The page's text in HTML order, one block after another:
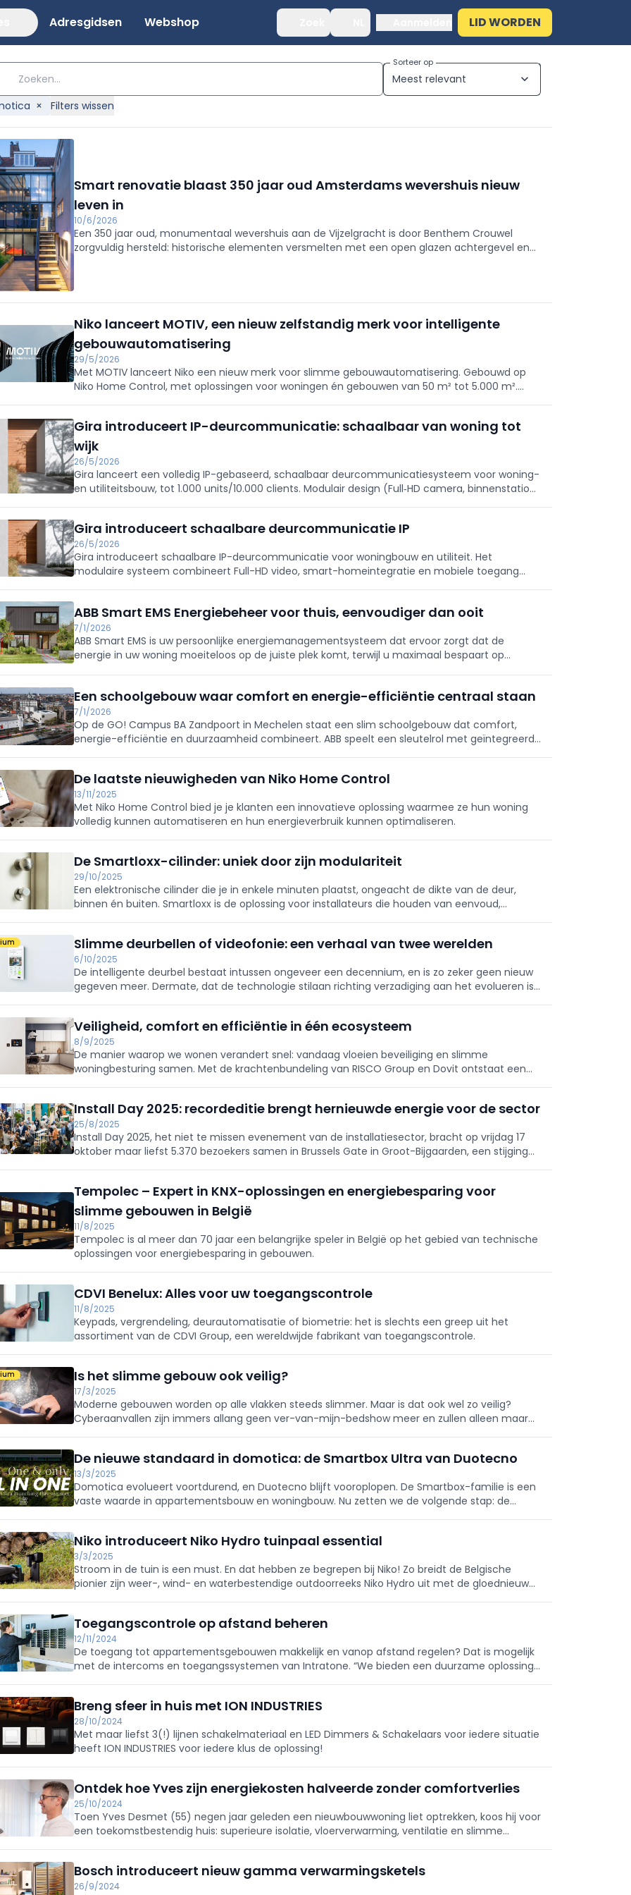
Adresgidsen Webshop LID WORDEN
Meest relevant expand_more
Sorteer op
× Filters wissen
Smart renovatie blaast 350 jaar oud Amsterdams wevershuis nieuw
leven in
10/6/2026
Een 350 jaar oud, monumentaal wevershuis aan de Vijzelgracht is door Benthem Crouwel
zorgvuldig hersteld: historische elementen versmelten met een open glazen achtergevel en
Niko lanceert MOTIV, een nieuw zelfstandig merk voor intelligente
gebouwautomatisering
29/5/2026
Met MOTIV lanceert Niko een nieuw merk voor slimme gebouwautomatisering. Gebouwd op
Niko Home Control, met oplossingen voor woningen én gebouwen van 50 m² tot 5.000 m².
Gira introduceert IP-deurcommunicatie: schaalbaar van woning tot
wijk
26/5/2026
Gira lanceert een volledig IP-gebaseerd, schaalbaar deurcommunicatiesysteem voor woning-
en utiliteitsbouw, tot 1.000 units/10.000 clients. Modulair design (Full‑HD camera, binnenstations
Gira introduceert schaalbare deurcommunicatie IP
26/5/2026
Gira introduceert schaalbare IP-deurcommunicatie voor woningbouw en utiliteit. Het
modulaire systeem combineert Full-HD video, smart-homeintegratie en mobiele toegang
ABB Smart EMS Energiebeheer voor thuis, eenvoudiger dan ooit
7/1/2026
ABB Smart EMS is uw persoonlijke energiemanagementsysteem dat ervoor zorgt dat de
energie in uw woning moeiteloos op de juiste plek komt, terwijl u maximaal bespaart op
Een schoolgebouw waar comfort en energie-efficiëntie centraal staan
7/1/2026
Op de GO! Campus BA Zandpoort in Mechelen staat een slim schoolgebouw dat comfort,
energie-efficiëntie en duurzaamheid combineert. ABB speelt een sleutelrol met geïntegreerde
De laatste nieuwigheden van Niko Home Control
13/11/2025
Met Niko Home Control bied je je klanten een innovatieve oplossing waarmee ze hun woning
volledig kunnen automatiseren en hun energieverbruik kunnen optimaliseren.
De Smartloxx-cilinder: uniek door zijn modulariteit
29/10/2025
Een elektronische cilinder die je in enkele minuten plaatst, ongeacht de dikte van de deur,
binnen én buiten. Smartloxx is de oplossing voor installateurs die houden van eenvoud,
Slimme deurbellen of videofonie: een verhaal van twee werelden
6/10/2025
De intelligente deurbel bestaat intussen ongeveer een decennium, en is zo zeker geen nieuw
gegeven meer. Dermate, dat de technologie stilaan richting verzadiging aan het evolueren is.
opviel, namelijk één van de slimme deurbel en deze van de videofoon.
Veiligheid, comfort en efficiëntie in één ecosysteem
8/9/2025
De manier waarop we wonen verandert snel: vandaag vloeien beveiliging en slimme
woningbesturing samen. Met de krachtenbundeling van RISCO Group en Dovit ontstaat een
Install Day 2025: recordeditie brengt hernieuwde energie voor de sector
25/8/2025
Install Day 2025, het niet te missen evenement van de installatiesector, bracht op vrijdag 17
oktober maar liefst 5.370 bezoekers samen in Brussels Gate in Groot-Bijgaarden, een stijging
energie.
Tempolec – Expert in KNX-oplossingen en energiebesparing voor
slimme gebouwen in België
11/8/2025
Tempolec is al meer dan 70 jaar een belangrijke speler in België op het gebied van technische
oplossingen voor energiebesparing in gebouwen.
CDVI Benelux: Alles voor uw toegangscontrole
11/8/2025
Keypads, vergrendeling, deurautomatisatie of biometrie: het is slechts een greep uit het
assortiment van de CDVI Group, een wereldwijde fabrikant van toegangscontrole.
Is het slimme gebouw ook veilig?
17/3/2025
Moderne gebouwen worden op alle vlakken steeds slimmer. Maar is dat ook wel zo veilig?
Cyberaanvallen zijn immers allang geen ver-van-mijn-bedshow meer en zullen alleen maar
De nieuwe standaard in domotica: de Smartbox Ultra van Duotecno
13/3/2025
Domotica evolueert voortdurend, en Duotecno blijft vooroplopen. De Smartbox-familie is een
vaste waarde in appartementsbouw en woningbouw. Nu zetten we de volgende stap: de
Niko introduceert Niko Hydro tuinpaal essential
3/3/2025
Stroom in de tuin is een must. En dat hebben ze begrepen bij Niko! Zo breidt de Belgische
pionier zijn weer-, wind- en waterbestendige outdoorreeks Niko Hydro uit met de gloednieuwe
Toegangscontrole op afstand beheren
12/11/2024
De toegang tot appartementsgebouwen makkelijk en vanop afstand regelen? Dat is mogelijk
met de intercoms en toegangssystemen van Intratone. “We bieden een duurzame oplossing
Breng sfeer in huis met ION INDUSTRIES
28/10/2024
Met maar liefst 3(!) lijnen schakelmateriaal en LED Dimmers & Schakelaars voor iedere situatie
heeft ION INDUSTRIES voor iedere klus de oplossing!
Ontdek hoe Yves zijn energiekosten halveerde zonder comfortverlies
25/10/2024
Toen Yves Desmet (55) negen jaar geleden een nieuwbouwwoning liet optrekken, koos hij voor
een toekomstbestendig huis: superieure isolatie, vloerverwarming, ventilatie en slimme
Bosch introduceert nieuw gamma verwarmingsketels
26/9/2024